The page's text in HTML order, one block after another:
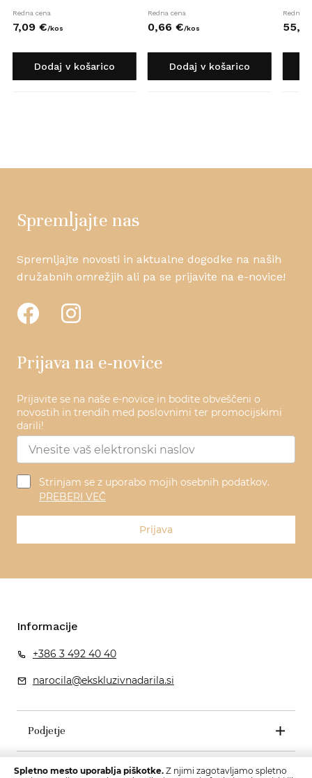
Redna cena
7,09 €/kos
Dodaj v košarico
Redna cena
0,66 €/kos
Dodaj v košarico
Redna
55,
Spremljajte nas
Spremljajte novosti in aktualne dogodke na naših
družabnih omrežjih ali pa se prijavite na e-novice!
Prijava na e-novice
Prijavite se na naše e-novice in bodite obveščeni o
novostih in trendih med poslovnimi ter promocijskimi
darili!
Strinjam se z uporabo mojih osebnih podatkov.
PREBERI VEČ
Prijava
Informacije
+386 3 492 40 40
narocila@ekskluzivnadarila.si
Podjetje
Pogoji poslovanja
Spletno mesto uporablja piškotke. Z njimi zagotavljamo spletno